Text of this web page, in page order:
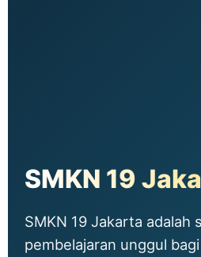
SMKN 19
SMKN 19 Jakarta adalah
pembelajaran unggul